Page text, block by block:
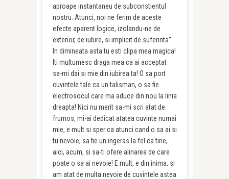
aproape instantaneu de subconstientul
nostru. Atunci, noi ne ferim de aceste
efecte aparent logice, izolandu-ne de
exterior, de iubire, si implicit de suferinta”.
In dimineata asta tu esti clipa mea magica!
Iti multumesc draga mea ca ai acceptat
sa-mi dai si mie din iubirea ta! O sa port
cuvintele tale ca un talisman, o sa fie
electrosocul care ma aduce din nou la linia
dreapta! Nici nu merit sa-mi scri atat de
frumos, mi-ai dedicat atatea cuvinte numai
mie, e mult si sper ca atunci cand o sa ai si
tu nevoie, sa fie un ingeras la fel ca tine,
aici, acum, si sa-ti ofere alinarea de care
poate o sa ai nevoie! E mult, e din inima, si
am atat de multa nevoie de cuvintele astea